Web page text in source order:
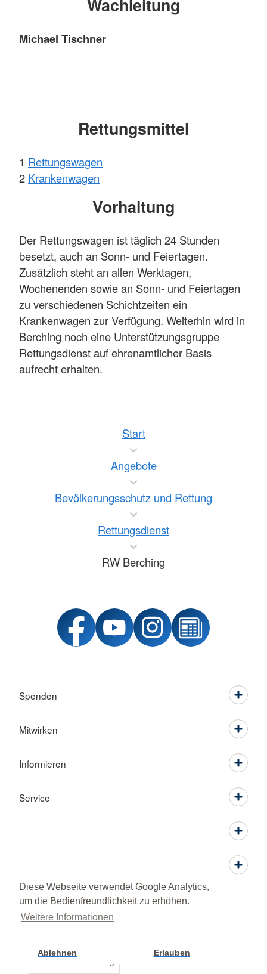
Diese Webseite verwendet Google Analytics,
um die Bedienfreundlichkeit zu erhöhen.
Weitere Informationen
Ablehnen Erlauben
Wachleitung
Michael Tischner
Rettungsmittel
1 Rettungswagen
2 Krankenwagen
Vorhaltung
Der Rettungswagen ist täglich 24 Stunden
besetzt, auch an Sonn- und Feiertagen.
Zusätzlich steht an allen Werktagen,
Wochenenden sowie an Sonn- und Feiertagen
zu verschiedenen Schichtzeiten ein
Krankenwagen zur Verfügung. Weiterhin wird in
Berching noch eine Unterstützungsgruppe
Rettungsdienst auf ehrenamtlicher Basis
aufrecht erhalten.
Start
Angebote
Bevölkerungsschutz und Rettung
Rettungsdienst
RW Berching
Spenden
Mitwirken
Informieren
Service
Adressen Kontakt Sitemap
© 2026 BRK Kreisverband Neumarkt i. d. OPf.